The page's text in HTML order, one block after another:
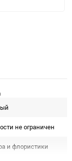
не ограничен
и флористики